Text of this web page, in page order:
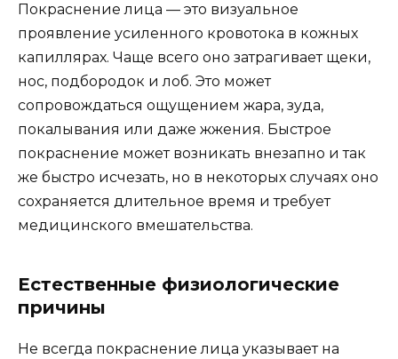
Покраснение лица — это визуальное
проявление усиленного кровотока в кожных
капиллярах. Чаще всего оно затрагивает щеки,
нос, подбородок и лоб. Это может
сопровождаться ощущением жара, зуда,
покалывания или даже жжения. Быстрое
покраснение может возникать внезапно и так
же быстро исчезать, но в некоторых случаях оно
сохраняется длительное время и требует
медицинского вмешательства.
Естественные физиологические
причины
Не всегда покраснение лица указывает на